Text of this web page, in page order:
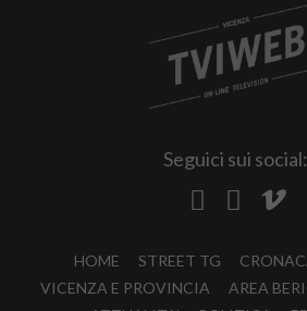
Seguici sui social:
HOME STREET TG
VICENZA E PROVINCIA
AREA